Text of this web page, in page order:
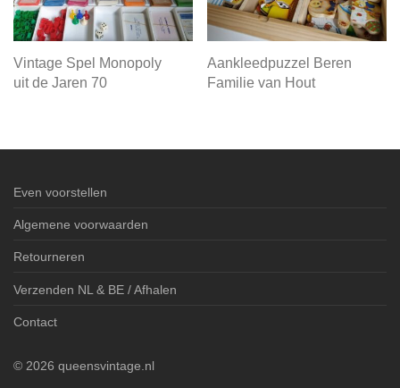
Vintage Spel Monopoly
uit de Jaren 70
Aankleedpuzzel Beren
Familie van Hout
Even voorstellen
Algemene voorwaarden
Retourneren
Verzenden NL & BE / Afhalen
Contact
© 2026 queensvintage.nl